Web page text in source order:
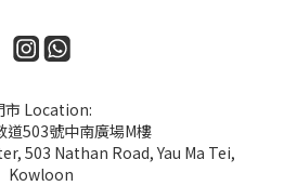
市 Location:
道503號中南廣場M樓
503 Nathan Road, Yau Ma Tei,
Kowloon